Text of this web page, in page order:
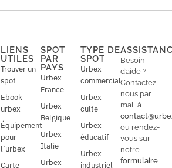
LIENS
UTILES
Trouver un
spot
Ebook
urbex
Équipement
pour
l’urbex
Carte
SPOT
PAR
PAYS
Urbex
France
Urbex
Belgique
Urbex
Italie
Urbex
TYPE DE
SPOT
Urbex
commercial
Urbex
culte
Urbex
éducatif
Urbex
industriel
Besoin
d’aide ?
Contactez-
nous par
mail à
ou rendez-
vous sur
notre
formulaire